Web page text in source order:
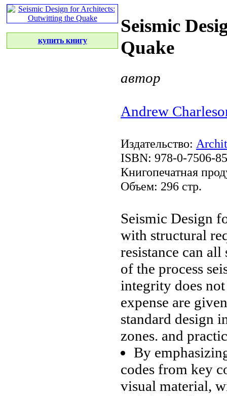
купить книгу
Seismic
Quake
автор
Andrew
Издательство:
ISBN: 978-0-7506-
Книгопечатная
Объем: 296 стр.
Seismic Design
with structural
resistance can all
of the process
integrity does
expense are given
standard design
zones. and
By
codes from key
visual material,